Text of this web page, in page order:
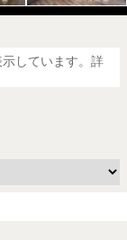
しています。詳